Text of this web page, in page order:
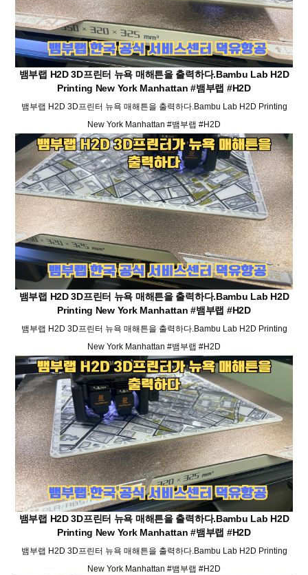
뱀부랩 H2D 3D프린터 뉴욕 매해튼을 출력하다.Bambu Lab H2D
Printing New York Manhattan #뱀부랩 #H2D
뱀부랩 H2D 3D프린터 뉴욕 매해튼을 출력하다.Bambu Lab H2D Printing
New York Manhattan #뱀부랩 #H2D
뱀부랩 H2D 3D프린터 뉴욕 매해튼을 출력하다.Bambu Lab H2D
Printing New York Manhattan #뱀부랩 #H2D
뱀부랩 H2D 3D프린터 뉴욕 매해튼을 출력하다.Bambu Lab H2D Printing
New York Manhattan #뱀부랩 #H2D
뱀부랩 H2D 3D프린터 뉴욕 매해튼을 출력하다.Bambu Lab H2D
Printing New York Manhattan #뱀부랩 #H2D
뱀부랩 H2D 3D프린터 뉴욕 매해튼을 출력하다.Bambu Lab H2D Printing
New York Manhattan #뱀부랩 #H2D